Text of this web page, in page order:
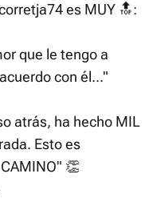
es MUY 🔝:
que le tengo a
con él..."
atrás, ha hecho MIL
Esto es
👏